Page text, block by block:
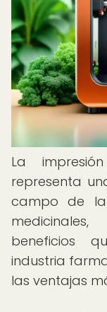
La
representa
campo de la
beneficios
industria
las ventajas